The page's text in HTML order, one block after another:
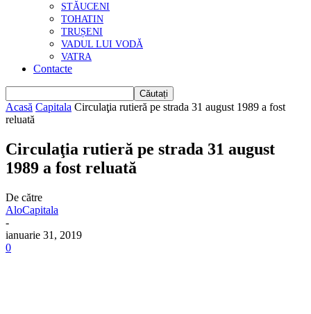
STĂUCENI
TOHATIN
TRUȘENI
VADUL LUI VODĂ
VATRA
Contacte
Acasă Capitala Circulaţia rutieră pe strada 31 august 1989 a fost
reluată
Circulaţia rutieră pe strada 31 august
1989 a fost reluată
De către
AloCapitala
-
ianuarie 31, 2019
0